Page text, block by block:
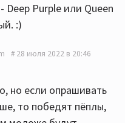
Purple или Queen
:)
28 июля 2022 в 20:46
но если опрашивать
то победят пёплы,